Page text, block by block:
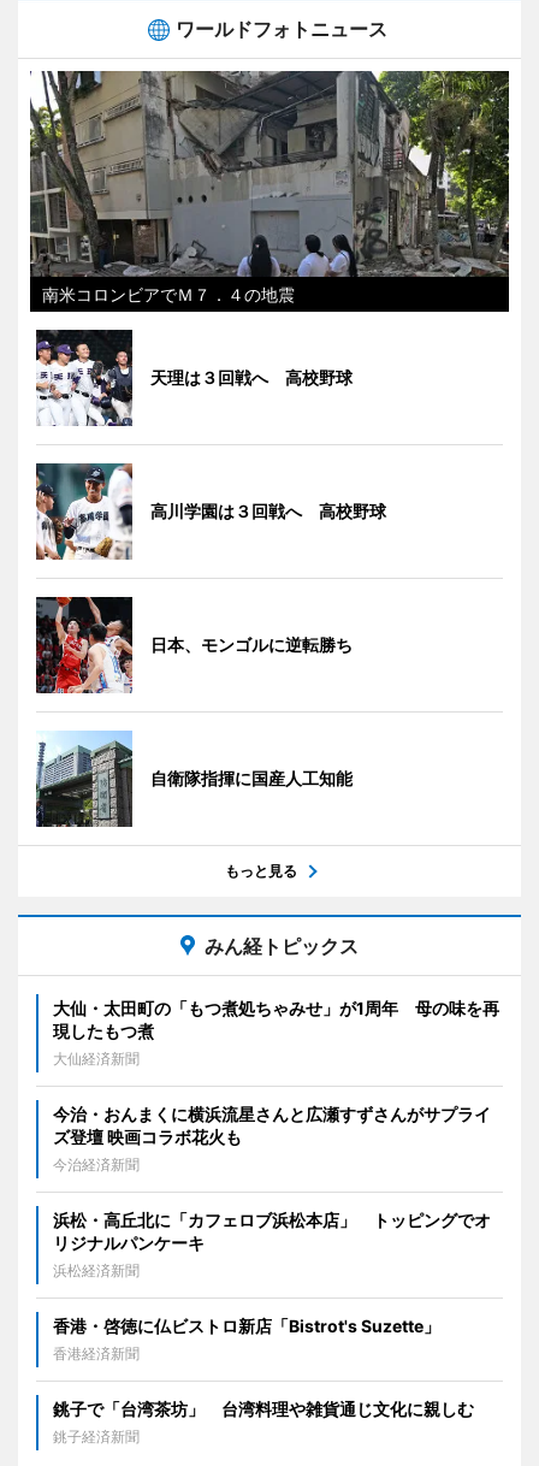
ワールドフォトニュース
南米コロンビアでＭ７．４の地震
天理は３回戦へ 高校野球
高川学園は３回戦へ 高校野球
日本、モンゴルに逆転勝ち
自衛隊指揮に国産人工知能
もっと見る
みん経トピックス
大仙・太田町の「もつ煮処ちゃみせ」が1周年 母の味を再
現したもつ煮
大仙経済新聞
今治・おんまくに横浜流星さんと広瀬すずさんがサプライ
ズ登壇 映画コラボ花火も
今治経済新聞
浜松・高丘北に「カフェロブ浜松本店」 トッピングでオ
リジナルパンケーキ
浜松経済新聞
香港・啓徳に仏ビストロ新店「Bistrot's Suzette」
香港経済新聞
銚子で「台湾茶坊」 台湾料理や雑貨通じ文化に親しむ
銚子経済新聞